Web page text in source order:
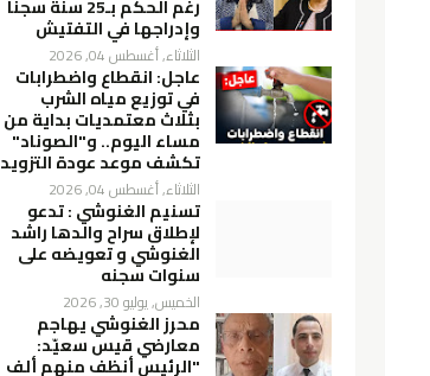
رغم الحكم بـ25 سنة سجناً
وإدراجها في التفتيش
الثلاثاء, أغسطس 04, 2026
عاجل: انقطاع واضطرابات
في توزيع مياه الشرب
بثلاث معتمديات بداية من
مساء اليوم.. و"الصوناد"
تكشف موعد عودة التزويد
الثلاثاء, أغسطس 04, 2026
تسنيم الغنوشي : تدعو
لإطلاق سراح والدها راشد
الغنوشي و تعويضه على
سنوات سجنه
الخميس, يوليو 30, 2026
محرز الغنوشي يهاجم
معارضي قيس سعيّد:
"الرئيس أنظف منهم ألف